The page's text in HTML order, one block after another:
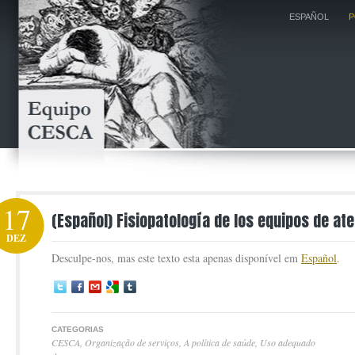
ESPAÑOL
(Español) Fisiopatología de los equipos de
17
DEZ
Desculpe-nos, mas este texto esta apenas disponível em Español.
CATEGORIAS
CESCA Organização de serviços A política de saúde Uso adequado